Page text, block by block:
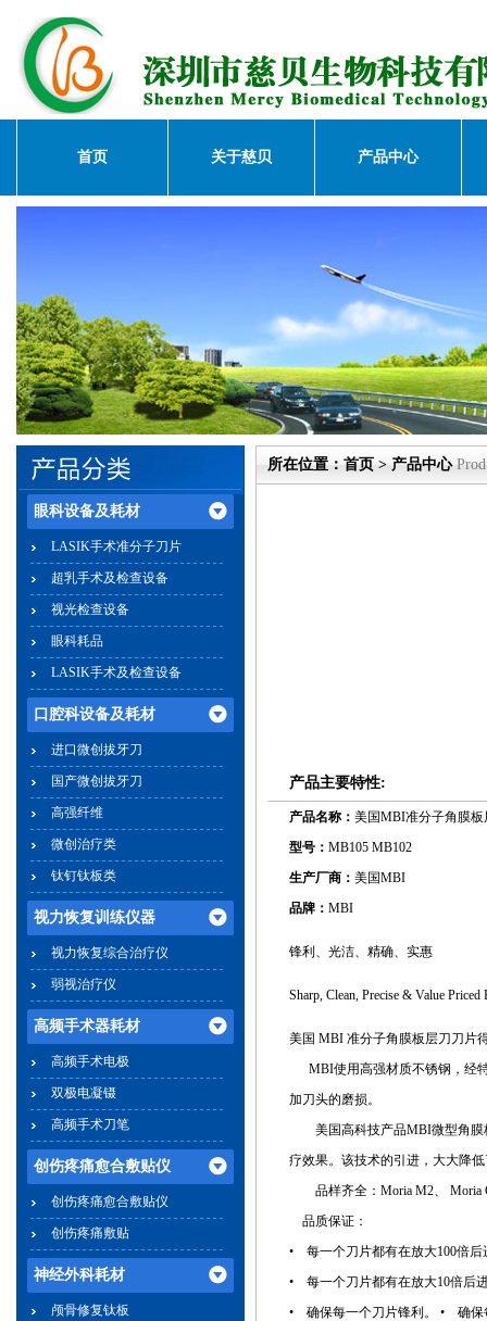
首页 关于慈贝 产品中心
眼科设备及耗材
LASIK手术准分子刀片
超乳手术及检查设备
视光检查设备
眼科耗品
LASIK手术及检查设备
口腔科设备及耗材
进口微创拔牙刀
国产微创拔牙刀
高强纤维
微创治疗类
钛钉钛板类
视力恢复训练仪器
视力恢复综合治疗仪
弱视治疗仪
高频手术器耗材
高频手术电极
双极电凝镊
高频手术刀笔
创伤疼痛愈合敷贴仪
创伤疼痛愈合敷贴仪
创伤疼痛敷贴
神经外科耗材
颅骨修复钛板
所在位置：首页 > 产品中心
产品主要特性:
产品名称： 美国MBI准分子角膜板
型号： MB105 MB102
生产厂商： 美国MBI
品牌： MBI
锋利、光洁、精确、实惠
Sharp, Clean, Precise & Value Priced
美国 MBI 准分子角膜板层刀刀片
MBI使用高强材质不锈钢，经特
加刀头的磨损。
美国高科技产品MBI微型角膜
疗效果。该技术的引进，大大降
品样齐全：Moria M2、 Moria
品质保证：
• 每一个刀片都有在放大100倍后
• 每一个刀片都有在放大10倍后
• 确保每一个刀片锋利。 • 确保